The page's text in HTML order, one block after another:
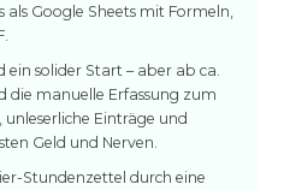
als Google Sheets mit Formeln,
solider Start – aber ab ca.
die manuelle Erfassung zum
unleserliche Einträge und
Geld und Nerven.
Stundenzettel durch eine